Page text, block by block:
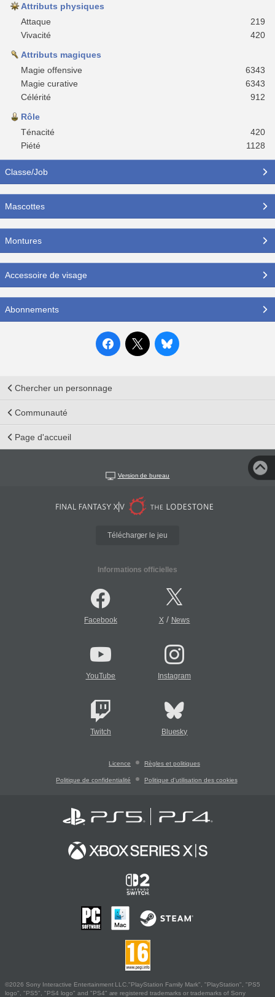
Attributs physiques
Attaque
219
Vivacité
420
Attributs magiques
Magie offensive
6343
Magie curative
6343
Célérité
912
Rôle
Ténacité
420
Piété
1128
Classe/Job
Mascottes
Montures
Accessoire de visage
Abonnements
Chercher un personnage
Communauté
Page d'accueil
Version de bureau
Télécharger le jeu
Informations officielles
Facebook X/ News
YouTube Instagram
Twitch Bluesky
Licence Règles et politiques
Politique de confidentialité Politique d'utilisation des cookies
©2026 Sony Interactive Entertainment LLC."PlayStation Family Mark", "PlayStation", "PS5
logo", "PS5", "PS4 logo" and "PS4" are registered trademarks or trademarks of Sony